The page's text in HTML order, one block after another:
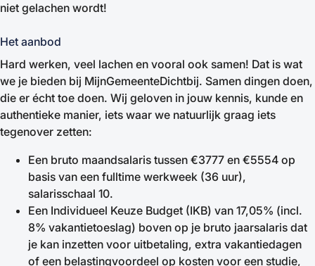
niet gelachen wordt!
Het aanbod
Hard werken, veel lachen en vooral ook samen! Dat is wat
we je bieden bij MijnGemeenteDichtbij. Samen dingen doen,
die er écht toe doen. Wij geloven in jouw kennis, kunde en
authentieke manier, iets waar we natuurlijk graag iets
tegenover zetten:
Een bruto maandsalaris tussen €3777 en €5554 op
basis van een fulltime werkweek (36 uur),
salarisschaal 10.
Een Individueel Keuze Budget (IKB) van 17,05% (incl.
8% vakantietoeslag) boven op je bruto jaarsalaris dat
je kan inzetten voor uitbetaling, extra vakantiedagen
of een belastingvoordeel op kosten voor een studie,